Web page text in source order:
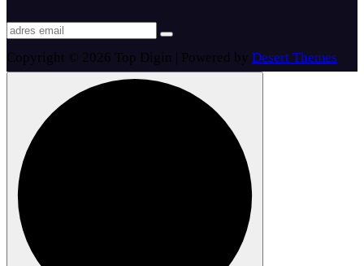
Copyright © 2026 Top Digin | Powered by Desert Themes